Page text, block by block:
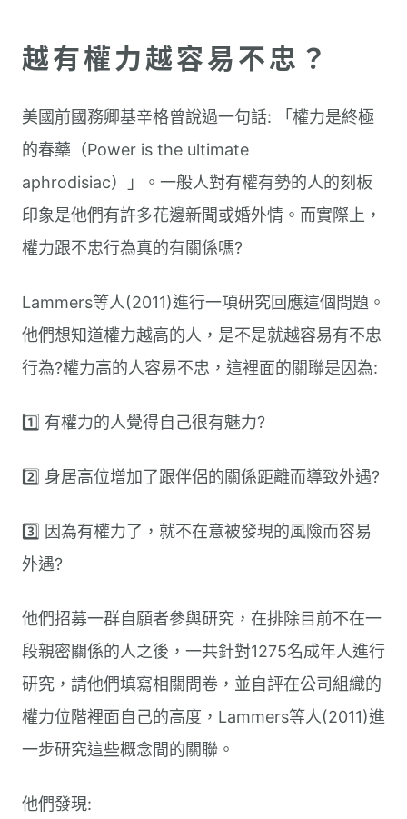
越有權力越容易不忠？
美國前國務卿基辛格曾說過一句話: 「權力是終極
的春藥（Power is the ultimate
aphrodisiac）」。一般人對有權有勢的人的刻板
印象是他們有許多花邊新聞或婚外情。而實際上，
權力跟不忠行為真的有關係嗎?
Lammers等人(2011)進行一項研究回應這個問題。
他們想知道權力越高的人，是不是就越容易有不忠
行為?權力高的人容易不忠，這裡面的關聯是因為:
1️⃣ 有權力的人覺得自己很有魅力?
2️⃣ 身居高位增加了跟伴侶的關係距離而導致外遇?
3️⃣ 因為有權力了，就不在意被發現的風險而容易
外遇?
他們招募一群自願者參與研究，在排除目前不在一
段親密關係的人之後，一共針對1275名成年人進行
研究，請他們填寫相關問卷，並自評在公司組織的
權力位階裡面自己的高度，Lammers等人(2011)進
一步研究這些概念間的關聯。
他們發現: